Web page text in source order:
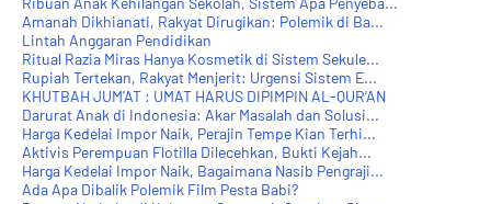
Amanah Dikhianati, Rakyat Dirugikan: Polemik di Ba...
Lintah Anggaran Pendidikan
Ritual Razia Miras Hanya Kosmetik di Sistem Sekule...
Rupiah Tertekan, Rakyat Menjerit: Urgensi Sistem E...
KHUTBAH JUM'AT : UMAT HARUS DIPIMPIN AL-QUR’AN
Darurat Anak di Indonesia: Akar Masalah dan Solusi...
Harga Kedelai Impor Naik, Perajin Tempe Kian Terhi...
Aktivis Perempuan Flotilla Dilecehkan, Bukti Kejah...
Harga Kedelai Impor Naik, Bagaimana Nasib Pengraji...
Ada Apa Dibalik Polemik Film Pesta Babi?